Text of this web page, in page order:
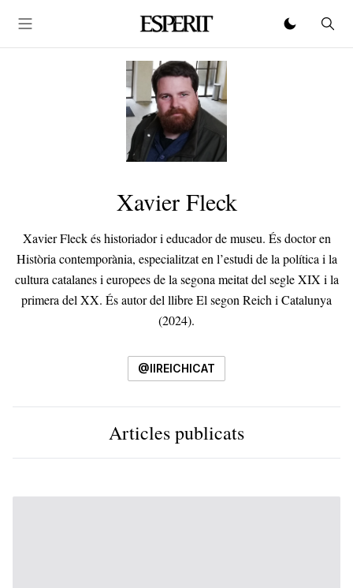
Xavier Fleck
Xavier Fleck és historiador i educador de museu. És doctor en
Història contemporània, especialitzat en l’estudi de la política i la
cultura catalanes i europees de la segona meitat del segle XIX i la
primera del XX. És autor del llibre El segon Reich i Catalunya
(2024).
@IIREICHICAT
Articles publicats